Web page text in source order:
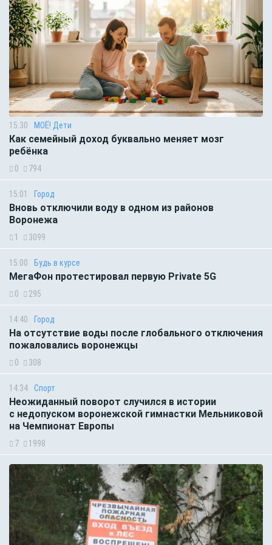
15:30 МОЁ! Дети
Как семейный доход буквально меняет мозг
ребёнка
0 794
15:01 Город
Вновь отключили воду в одном из районов
Воронежа
1 3099
15:00 Будь в курсе
МегаФон протестировал первую Private 5G
0 295
14:40 Город
На отсутствие воды после глобального отключения
пожаловались воронежцы
0 308
14:34 Спорт
Неожиданный поворот случился в истории
с недопуском воронежской гимнастки Мельниковой
на Чемпионат Европы
7 1998